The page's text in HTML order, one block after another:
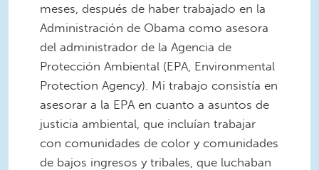
meses, después de haber trabajado en la
Administración de Obama como asesora
del administrador de la Agencia de
Protección Ambiental (EPA, Environmental
Protection Agency). Mi trabajo consistía en
asesorar a la EPA en cuanto a asuntos de
justicia ambiental, que incluían trabajar
con comunidades de color y comunidades
de bajos ingresos y tribales, que luchaban